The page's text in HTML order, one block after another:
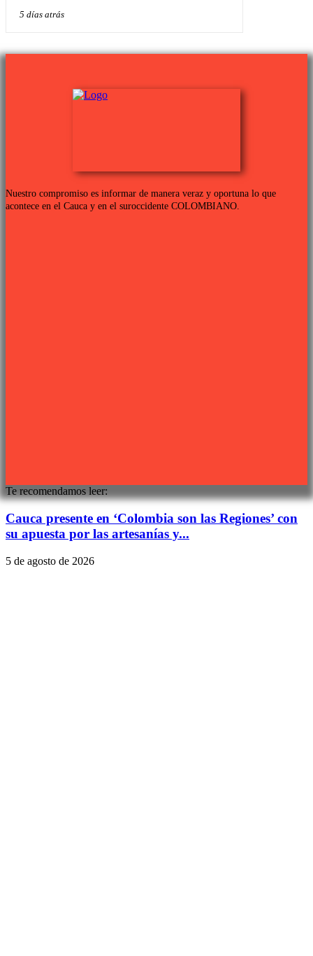
5 días atrás
Nuestro compromiso es informar de manera veraz y oportuna lo que
acontece en el Cauca y en el suroccidente COLOMBIANO.
Te recomendamos leer:
Cauca presente en ‘Colombia son las Regiones’ con
su apuesta por las artesanías y...
5 de agosto de 2026